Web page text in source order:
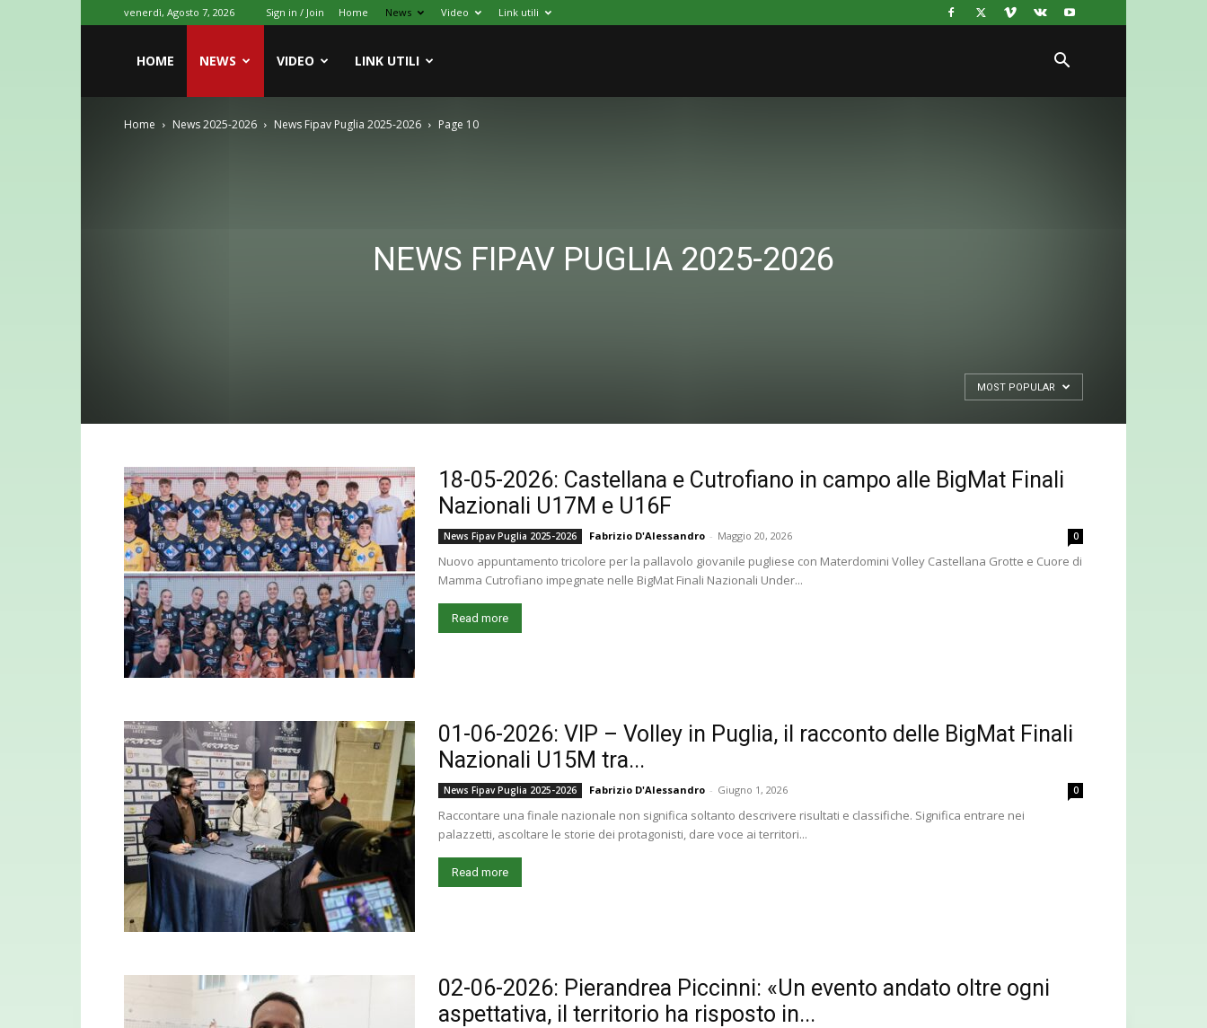
venerdì, Agosto 7, 2026 Sign in / Join Home News Video Link utili
HOME NEWS VIDEO LINK UTILI
Home News 2025-2026 News Fipav Puglia 2025-2026 Page 10
NEWS FIPAV PUGLIA 2025-2026
MOST POPULAR
18-05-2026: Castellana e Cutrofiano in campo alle BigMat Finali
Nazionali U17M e U16F
News Fipav Puglia 2025-2026 Fabrizio D'Alessandro - Maggio 20, 2026 0
Nuovo appuntamento tricolore per la pallavolo giovanile pugliese con Materdomini Volley Castellana Grotte e Cuore di
Mamma Cutrofiano impegnate nelle BigMat Finali Nazionali Under...
Read more
01-06-2026: VIP – Volley in Puglia, il racconto delle BigMat Finali
Nazionali U15M tra...
News Fipav Puglia 2025-2026 Fabrizio D'Alessandro - Giugno 1, 2026 0
Raccontare una finale nazionale non significa soltanto descrivere risultati e classifiche. Significa entrare nei
palazzetti, ascoltare le storie dei protagonisti, dare voce ai territori...
Read more
02-06-2026: Pierandrea Piccinni: «Un evento andato oltre ogni
aspettativa, il territorio ha risposto in...